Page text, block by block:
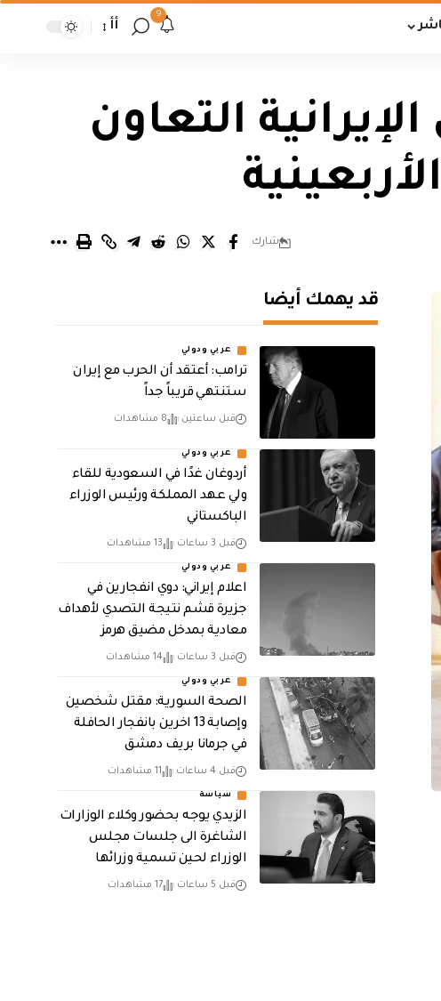
9
أأ
التعاون
شارك
قد يهمك أيضا
عربي ودولي
‏ترامب: أعتقد أن الحرب مع إيران
ستنتهي قريباً جداً
قبل ساعتين 8 مشاهدات
عربي ودولي
أردوغان غدًا في السعودية للقاء
ولي عهد المملكة ورئيس الوزراء
الباكستاني
قبل 3 ساعات 13 مشاهدات
عربي ودولي
اعلام إيراني: دوي انفجارين في
جزيرة قشم نتيجة التصدي لأهداف
معادية بمدخل مضيق هرمز
قبل 3 ساعات 14 مشاهدات
عربي ودولي
الصحة السورية: مقتل شخصين
وإصابة 13 اخرين بانفجار الحافلة
في جرمانا بريف دمشق
قبل 4 ساعات 11 مشاهدات
سياسة
الزيدي يوجه بحضور وكلاء الوزارات
الشاغرة الى جلسات مجلس
الوزراء لحين تسمية وزرائها
قبل 5 ساعات 17 مشاهدات